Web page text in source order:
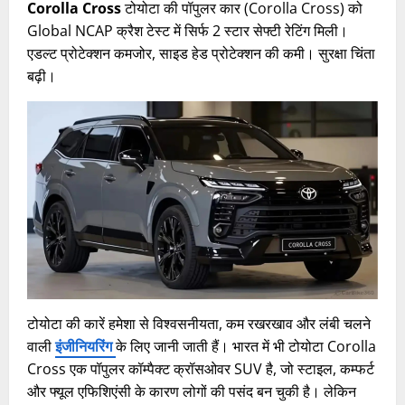
Corolla Crossटोयोटा की पॉपुलर कार (Corolla Cross) को
Global NCAP क्रैश टेस्ट में सिर्फ 2 स्टार सेफ्टी रेटिंग मिली।
एडल्ट प्रोटेक्शन कमजोर, साइड हेड प्रोटेक्शन की कमी। सुरक्षा चिंता
बढ़ी।
टोयोटा की कारें हमेशा से विश्वसनीयता, कम रखरखाव और लंबी चलने
वालीइंजीनियरिंगके लिए जानी जाती हैं। भारत में भी टोयोटा Corolla
Cross एक पॉपुलर कॉम्पैक्ट क्रॉसओवर SUV है, जो स्टाइल, कम्फर्ट
और फ्यूल एफिशिएंसी के कारण लोगों की पसंद बन चुकी है। लेकिन